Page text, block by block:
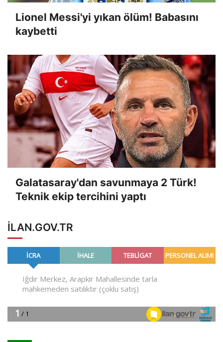
Lionel Messi'yi yıkan ölüm! Babasını
kaybetti
Galatasaray'dan savunmaya 2 Türk!
Teknik ekip tercihini yaptı
ILAN.GOV.TR